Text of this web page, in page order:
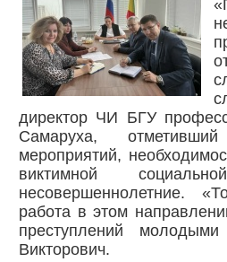
директор ЧИ БГУ
Самаруха,
мероприятий,
виктимной
несовершеннолетние.
работа в этом
преступлений
Викторович.